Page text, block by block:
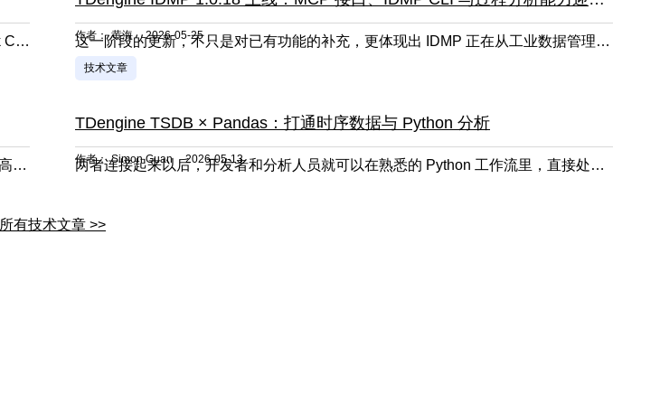
TDengine IDMP v1.0.19 起，我们在可视化面板中正式支持蜡烛图（Candlestick Chart）。 作者： 黄海 2026-05-25 这一阶段的更新，不只是对已有功能的补充，更体现出 IDMP 正在从工业数据管理与分析平台，进一步走向面向 AI 与业务决策的工业智能平台。
它是一款面向时序数据场景的新一代性能基准与数据模拟工具，具备强大功能且高度可扩展，希望在“压测”之外，也能承担更多数据生成、链路验证和历史数据回放的工作。
技术文章
TDengine TSDB × Pandas：打通时序数据与 Python 分析
作者： Simon Guan 2026-05-13 两者连接起来以后，开发者和分析人员就可以在熟悉的 Python 工作流里，直接处理 TDengine TSDB 中的时序数据。
所有技术文章 >>